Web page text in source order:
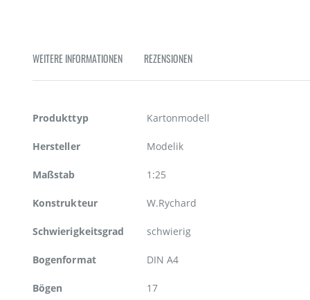
WEITERE INFORMATIONEN REZENSIONEN
Weitere
Produkttyp Kartonmodell
Hersteller Modelik
Maßstab 1:25
Konstrukteur W.Rychard
Schwierigkeitsgrad schwierig
Bogenformat DIN A4
Bögen 17